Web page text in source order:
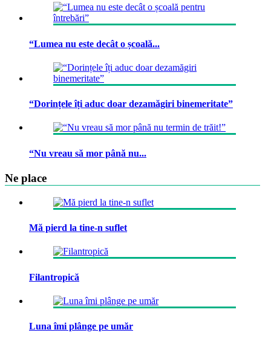
“Lumea nu este decât o școală...
“Dorințele îți aduc doar dezamăgiri binemeritate”
“Nu vreau să mor până nu...
Ne place
Mă pierd la tine-n suflet
Filantropică
Luna îmi plânge pe umăr